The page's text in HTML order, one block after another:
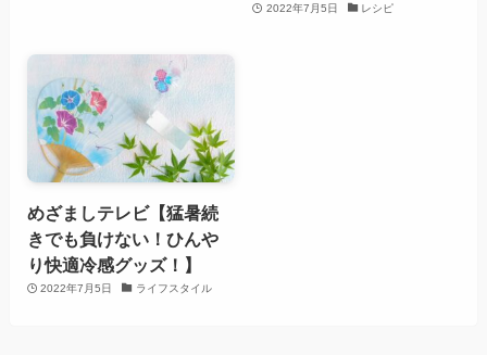
2022年7月5日 レシピ
めざましテレビ【猛暑続
きでも負けない！ひんや
り快適冷感グッズ！】
2022年7月5日 ライフスタイル